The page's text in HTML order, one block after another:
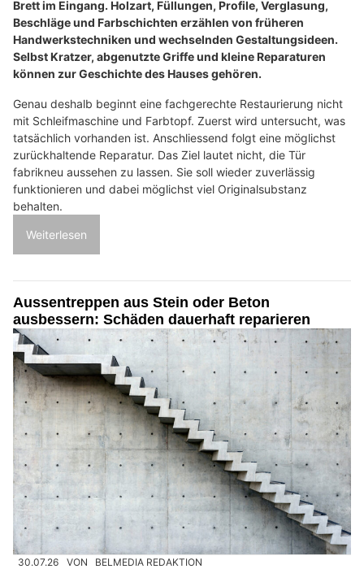
Brett im Eingang. Holzart, Füllungen, Profile, Verglasung,
Beschläge und Farbschichten erzählen von früheren
Handwerkstechniken und wechselnden Gestaltungsideen.
Selbst Kratzer, abgenutzte Griffe und kleine Reparaturen
können zur Geschichte des Hauses gehören.
Genau deshalb beginnt eine fachgerechte Restaurierung nicht
mit Schleifmaschine und Farbtopf. Zuerst wird untersucht, was
tatsächlich vorhanden ist. Anschliessend folgt eine möglichst
zurückhaltende Reparatur. Das Ziel lautet nicht, die Tür
fabrikneu aussehen zu lassen. Sie soll wieder zuverlässig
funktionieren und dabei möglichst viel Originalsubstanz
behalten.
Weiterlesen
Aussentreppen aus Stein oder Beton
ausbessern: Schäden dauerhaft reparieren
30.07.26 VON BELMEDIA REDAKTION